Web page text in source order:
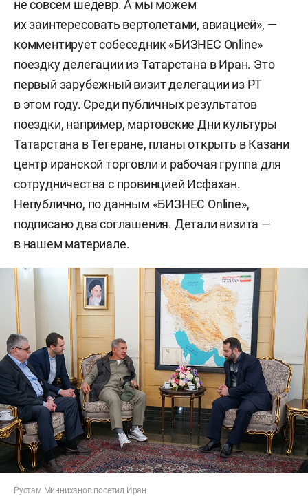
не совсем шедевр. А мы можем
их заинтересовать вертолетами, авиацией», —
комментирует собеседник «БИЗНЕС Online»
поездку делегации из Татарстана в Иран. Это
первый зарубежный визит делегации из РТ
в этом году. Среди публичных результатов
поездки, например, мартовские Дни культуры
Татарстана в Тегеране, планы открыть в Казани
центр иранской торговли и рабочая группа для
сотрудничества с провинцией Исфахан.
Непублично, по данным «БИЗНЕС Online»,
подписано два соглашения. Детали визита —
в нашем материале.
Рустам Минниханов посетил Иран